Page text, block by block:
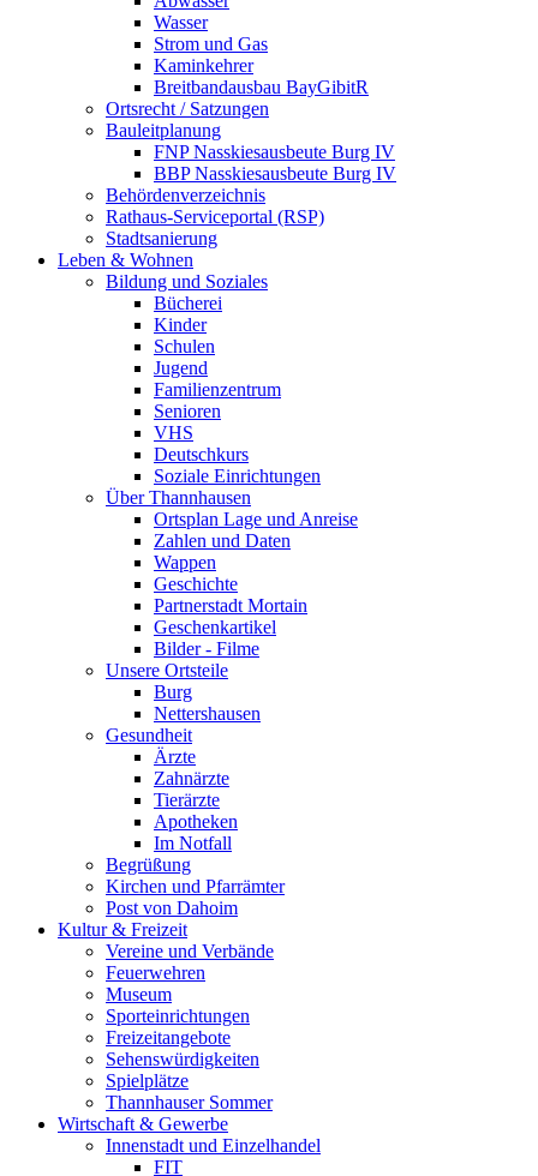
Wasser
Strom und Gas
Kaminkehrer
Breitbandausbau BayGibitR
Ortsrecht / Satzungen
Bauleitplanung
FNP Nasskiesausbeute Burg IV
BBP Nasskiesausbeute Burg IV
Behördenverzeichnis
Rathaus-Serviceportal (RSP)
Stadtsanierung
Leben & Wohnen
Bildung und Soziales
Bücherei
Kinder
Schulen
Jugend
Familienzentrum
Senioren
VHS
Deutschkurs
Soziale Einrichtungen
Über Thannhausen
Ortsplan Lage und Anreise
Zahlen und Daten
Wappen
Geschichte
Partnerstadt Mortain
Geschenkartikel
Bilder - Filme
Unsere Ortsteile
Burg
Nettershausen
Gesundheit
Ärzte
Zahnärzte
Tierärzte
Apotheken
Im Notfall
Begrüßung
Kirchen und Pfarrämter
Post von Dahoim
Kultur & Freizeit
Vereine und Verbände
Feuerwehren
Museum
Sporteinrichtungen
Freizeitangebote
Sehenswürdigkeiten
Spielplätze
Thannhauser Sommer
Wirtschaft & Gewerbe
Innenstadt und Einzelhandel
FIT